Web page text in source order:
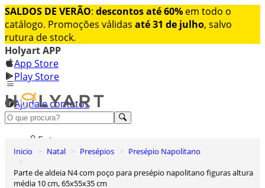
SALDOS DE VERÃO: descontos até 60% em todo o
catálogo. Promoções válidas até 31 de julho, salvo
rutura de stock.
Holyart APP
App Store
Play Store
Ajuda e contatos
Conheça premium
Entrar
Lista de Desejos
0
Carrinho de Compras
Inicio Natal Presépios
Presépio Napolitano
Parte de aldeia N4 com poço para presépio napolitano figuras altura
média 10 cm, 65x55x35 cm